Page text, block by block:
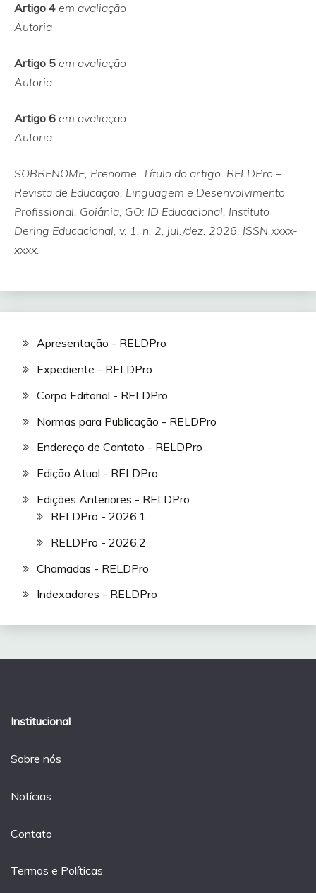
Artigo 4 em avaliação
Autoria
Artigo 5 em avaliação
Autoria
Artigo 6 em avaliação
Autoria
SOBRENOME, Prenome. Título do artigo. RELDPro –
Revista de Educação, Linguagem e Desenvolvimento
Profissional. Goiânia, GO: ID Educacional, Instituto
Dering Educacional, v. 1, n. 2, jul./dez. 2026. ISSN xxxx-
xxxx.
Apresentação - RELDPro
Expediente - RELDPro
Corpo Editorial - RELDPro
Normas para Publicação - RELDPro
Endereço de Contato - RELDPro
Edição Atual - RELDPro
Edições Anteriores - RELDPro
RELDPro - 2026.1
RELDPro - 2026.2
Chamadas - RELDPro
Indexadores - RELDPro
Institucional
Sobre nós
Notícias
Contato
Termos e Políticas